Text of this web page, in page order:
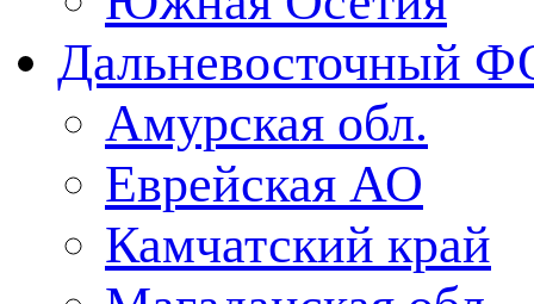
Дальневосточный
Амурская обл.
Еврейская АО
Камчатский край